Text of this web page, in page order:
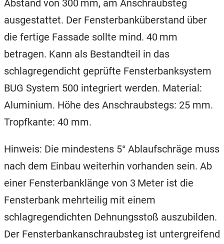
Abstand von 300 mm, am Anschraubsteg
ausgestattet. Der Fensterbanküberstand über
die fertige Fassade sollte mind. 40 mm
betragen. Kann als Bestandteil in das
schlagregendicht geprüfte Fensterbanksystem
BUG System 500 integriert werden. Material:
Aluminium. Höhe des Anschraubstegs: 25 mm.
Tropfkante: 40 mm.
Hinweis: Die mindestens 5° Ablaufschräge muss
nach dem Einbau weiterhin vorhanden sein. Ab
einer Fensterbanklänge von 3 Meter ist die
Fensterbank mehrteilig mit einem
schlagregendichten Dehnungsstoß auszubilden.
Der Fensterbankanschraubsteg ist untergreifend